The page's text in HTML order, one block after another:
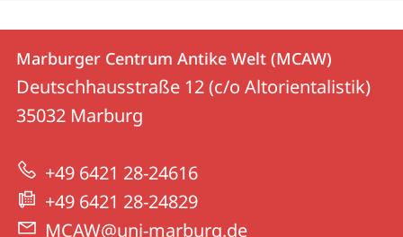
Kontakt
und
Informationen
zur
Website
Kontaktinformationen
Marburger
Centrum
Welt
(MCAW)
Marburger Centrum Antike Welt (MCAW)
Deutschhausstraße 12 (c/o Altorientalistik)
35032 Marburg
+49 6421 28-24616
+49 6421 28-24829
MCAW@uni-marburg.de